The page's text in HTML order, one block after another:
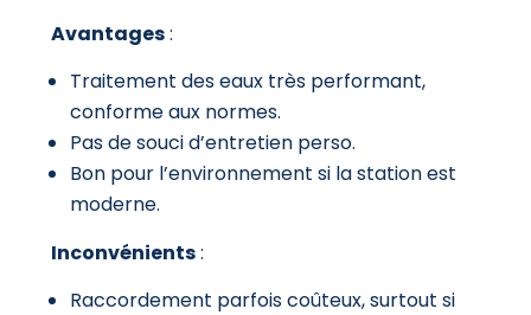
Avantages:
Traitement des eaux très performant,
conforme aux normes.
Pas de souci d’entretien perso.
Bon pour l’environnement si la station est
moderne.
Inconvénients:
Raccordement parfois coûteux, surtout si